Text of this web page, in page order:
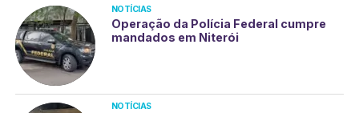
NOTÍCIAS
Operação da Polícia Federal cumpre
mandados em Niterói
NOTÍCIAS